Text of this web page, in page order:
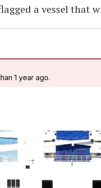
a vessel that
1 year ago.